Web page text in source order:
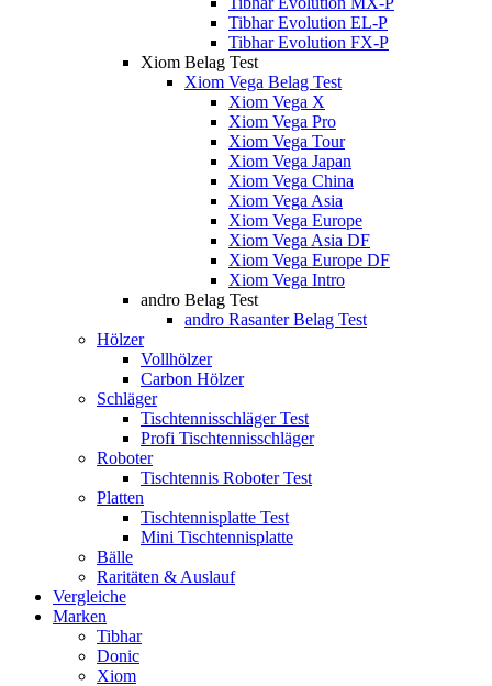
Tibhar Evolution EL-P
Tibhar Evolution FX-P
Xiom Belag Test
Xiom Vega Belag Test
Xiom Vega X
Xiom Vega Pro
Xiom Vega Tour
Xiom Vega Japan
Xiom Vega China
Xiom Vega Asia
Xiom Vega Europe
Xiom Vega Asia DF
Xiom Vega Europe DF
Xiom Vega Intro
andro Belag Test
andro Rasanter Belag Test
Hölzer
Vollhölzer
Carbon Hölzer
Schläger
Tischtennisschläger Test
Profi Tischtennisschläger
Roboter
Tischtennis Roboter Test
Platten
Tischtennisplatte Test
Mini Tischtennisplatte
Bälle
Raritäten & Auslauf
Vergleiche
Marken
Tibhar
Donic
Xiom